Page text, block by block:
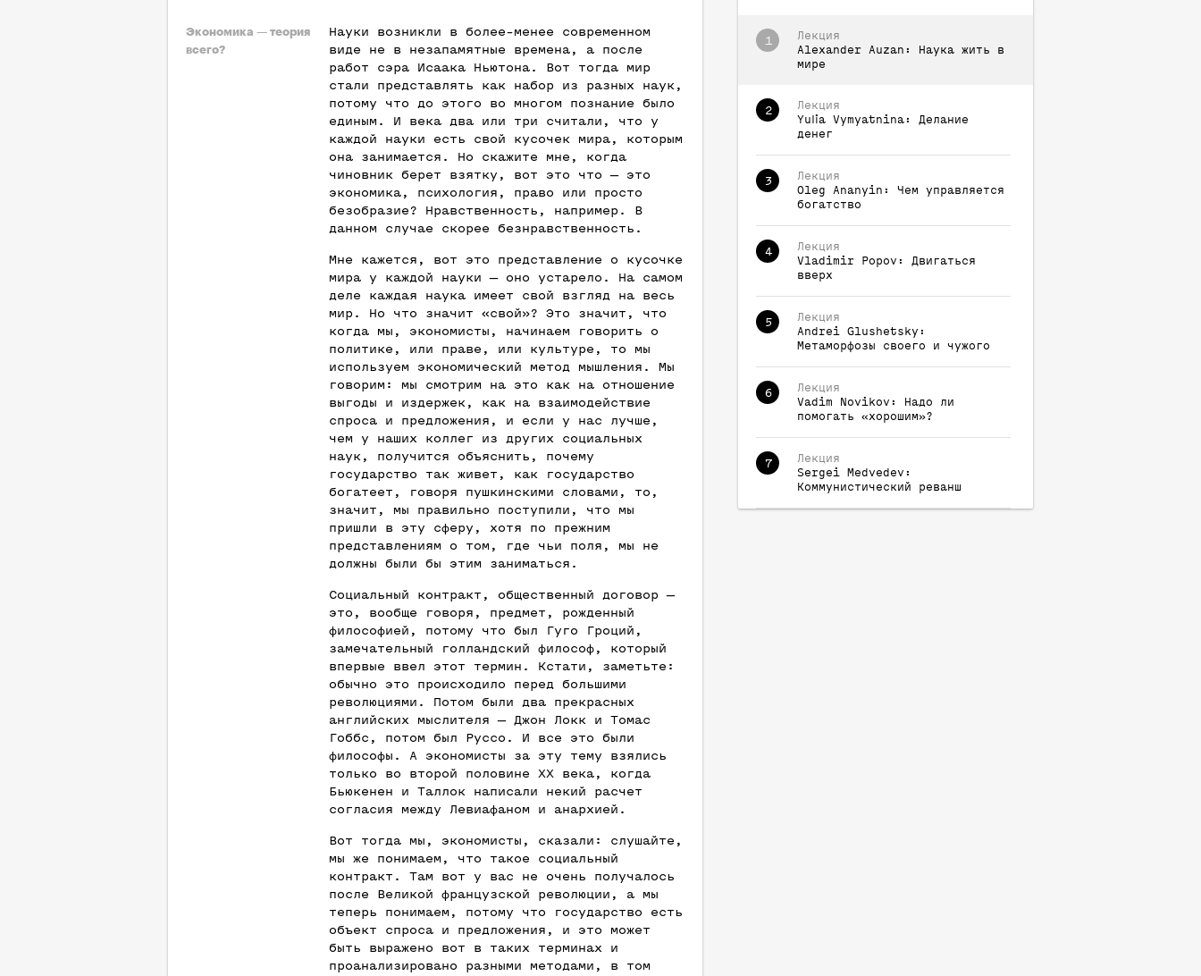
Экономика — теория
всего?
Науки возникли в более-менее современном
виде не в незапамятные времена, а после
работ сэра Исаака Ньютона. Вот тогда мир
стали представлять как набор из разных наук,
потому что до этого во многом познание было
единым. И века два или три считали, что у
каждой науки есть свой кусочек мира, которым
она занимается. Но скажите мне, когда
чиновник берет взятку, вот это что — это
экономика, психология, право или просто
безобразие? Нравственность, например. В
данном случае скорее безнравственность.
Мне кажется, вот это представление о кусочке
мира у каждой науки — оно устарело. На самом
деле каждая наука имеет свой взгляд на весь
мир. Но что значит «свой»? Это значит, что
когда мы, экономисты, начинаем говорить о
политике, или праве, или культуре, то мы
используем экономический метод мышления. Мы
говорим: мы смотрим на это как на отношение
выгоды и издержек, как на взаимодействие
спроса и предложения, и если у нас лучше,
чем у наших коллег из других социальных
наук, получится объяснить, почему
государство так живет, как государство
богатеет, говоря пушкинскими словами, то,
значит, мы правильно поступили, что мы
пришли в эту сферу, хотя по прежним
представлениям о том, где чьи поля, мы не
должны были бы этим заниматься.
Социальный контракт, общественный договор —
это, вообще говоря, предмет, рожденный
философией, потому что был Гуго Гроций,
замечательный голландский философ, который
впервые ввел этот термин. Кстати, заметьте:
обычно это происходило перед большими
революциями. Потом были два прекрасных
английских мыслителя — Джон Локк и Томас
Гоббс, потом был Руссо. И все это были
философы. А экономисты за эту тему взялись
только во второй половине ХХ века, когда
Бьюкенен и Таллок написали некий расчет
согласия между Левиафаном и анархией.
Вот тогда мы, экономисты, сказали: слушайте,
мы же понимаем, что такое социальный
контракт. Там вот у вас не очень получалось
после Великой французской революции, а мы
теперь понимаем, потому что государство есть
объект спроса и предложения, и это может
быть выражено вот в таких терминах и
проанализировано разными методами, в том
1
Лекция
Alexander
Auzan :
Наука жить в
мире
2
Лекция
Yulia
Vymyatnina:
Делание
денег
3
Лекция
Oleg
Ananyin :
Чем управляется
богатство
4
Лекция
Vladimir
Popov :
Двигаться
вверх
5
Лекция
Andrei
Glushetsky :
Метаморфозы своего и чужого
6
Лекция
Vadim
Novikov :
Надо ли
помогать «хорошим»?
7
Лекция
Sergei
Medvedev :
Коммунистический реванш